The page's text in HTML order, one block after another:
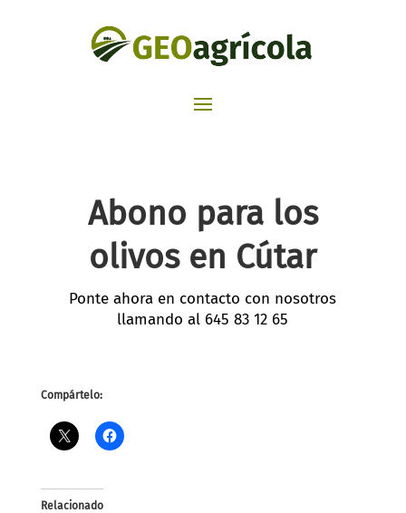
Abono para los
olivos en Cútar
Ponte ahora en contacto con nosotros
llamando al 645 83 12 65
Compártelo:
Relacionado